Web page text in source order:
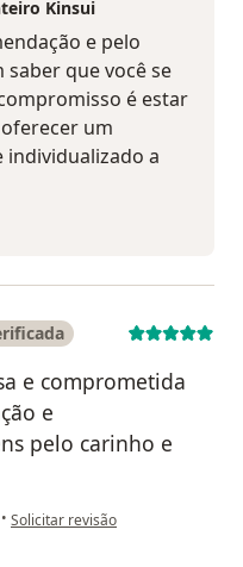
Kinsui
e pelo
que você se
é estar
um
a
e comprometida
e
pelo carinho e
• na opinião do utilizador Edna
Solicitar revisão